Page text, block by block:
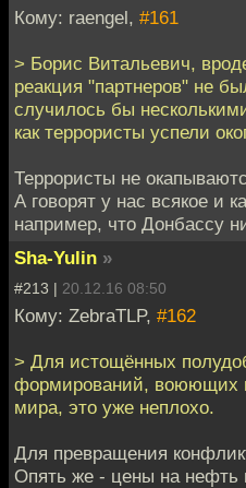
Кому: raengel, #161
> Борис Витальевич,
реакция "партнеров" не
случилось бы
как террористы успели
Террористы не
А говорят у нас всякое и
например, что Донбассу
Sha-Yulin »
#213 | 20.12.16 08:50
Кому: ZebraTLP, #162
> Для истощённых
формирований, воюющих
мира, это уже неплохо.
Для превращения
Опять же - цены на нефть